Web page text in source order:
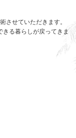
させていただきます。
る暮らしが戻ってきま